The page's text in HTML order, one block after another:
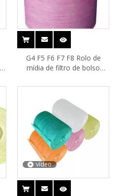
G4 F5 F6 F7 F8 Rolo de
mídia de filtro de bolso
vídeo